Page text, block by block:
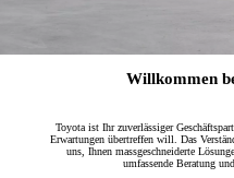
Willkommen
Toyota ist Ihr zuverlässiger
Erwartungen übertreffen will. Das
uns, Ihnen massgeschneiderte
umfassende Beratung